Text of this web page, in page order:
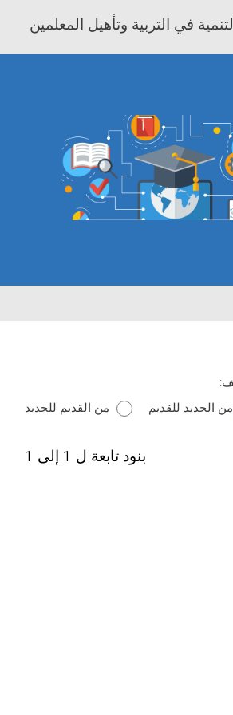
في التربية وتأهيل المعلمين
من الجديد للقديم
من القديم للجديد
بنود تابعة ل 1 إلى 1